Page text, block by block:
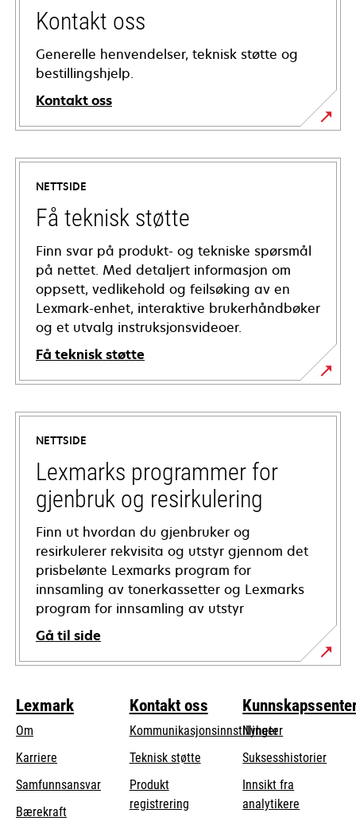
Kontakt oss
Generelle henvendelser, teknisk støtte og
bestillingshjelp.
Kontakt oss
NETTSIDE
Få teknisk støtte
Finn svar på produkt- og tekniske spørsmål
på nettet. Med detaljert informasjon om
oppsett, vedlikehold og feilsøking av en
Lexmark-enhet, interaktive brukerhåndbøker
og et utvalg instruksjonsvideoer.
Få teknisk støtte
opens
in
new
tab
NETTSIDE
Lexmarks programmer for
gjenbruk og resirkulering
Finn ut hvordan du gjenbruker og
resirkulerer rekvisita og utstyr gjennom det
prisbelønte Lexmarks program for
innsamling av tonerkassetter og Lexmarks
program for innsamling av utstyr
Gå til side
Lexmark
Om
Karriere
Samfunnsansvaropens
Bærekraft
Kontakt oss
Kommunikasjonsinnstillinger
Teknisk støtteopens
Produkt
registrering
Nyheter
Suksesshistorier
Innsikt fra
analytikere